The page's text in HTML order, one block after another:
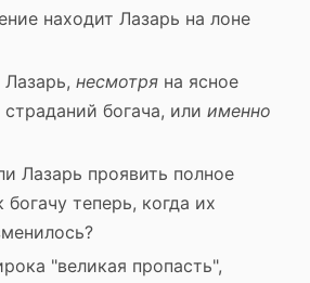
находит Лазарь на лоне
несмотря на ясное
богача, или именно
Лазарь проявить полное
богачу теперь, когда их
"великая пропасть",